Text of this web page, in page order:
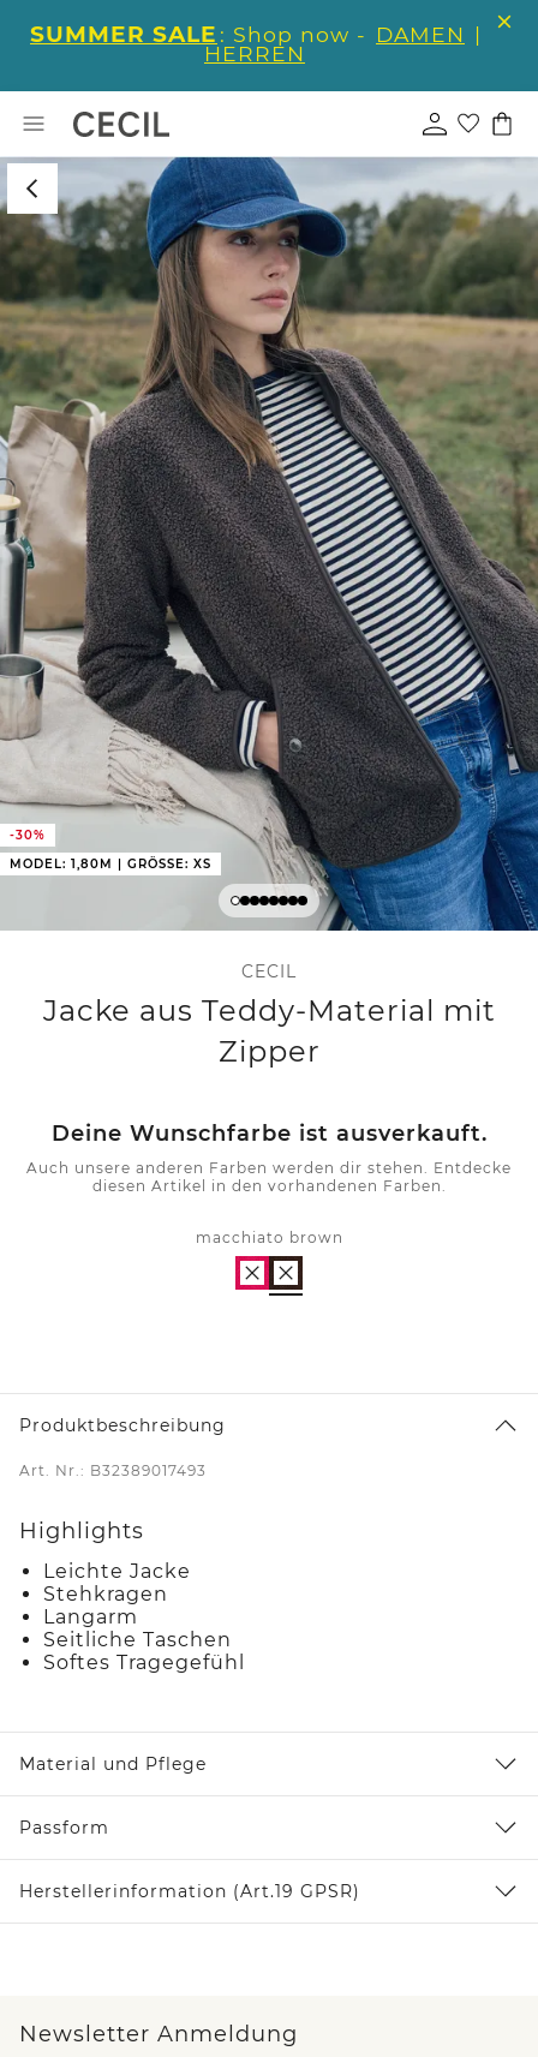
SUMMER SALE : Shop now - DAMEN |
HERREN
-30%
MODEL: 1,80M | GRÖSSE: XS
CECIL
Jacke aus Teddy-Material mit
Zipper
Deine Wunschfarbe ist ausverkauft.
Auch unsere anderen Farben werden dir stehen. Entdecke
diesen Artikel in den vorhandenen Farben.
macchiato brown
Produktbeschreibung
Art. Nr.: B32389017493
Highlights
Leichte Jacke
Stehkragen
Langarm
Seitliche Taschen
Softes Tragegefühl
Material und Pflege
Passform
Herstellerinformation (Art.19 GPSR)
Newsletter Anmeldung